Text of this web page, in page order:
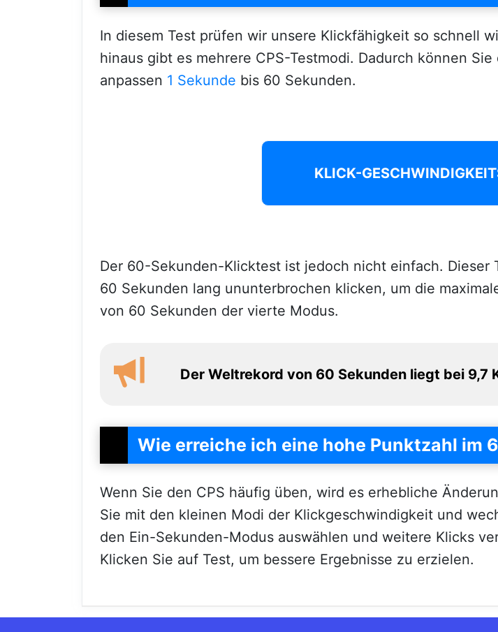
In diesem Test prüfen wir unsere Klickfähigkeit so schnell
hinaus gibt es mehrere CPS-Testmodi. Dadurch können
anpassen 1 Sekunde bis 60 Sekunden.
KLICK-
Der 60-Sekunden-Klicktest ist jedoch nicht einfach. Dieser
60 Sekunden lang ununterbrochen klicken, um die
von 60 Sekunden der vierte Modus.
Der Weltrekord von 60 Sekunden liegt bei 9,7
Wie erreiche ich eine hohe Punktzahl im
Wenn Sie den CPS häufig üben, wird es erhebliche
Sie mit den kleinen Modi der Klickgeschwindigkeit und
den Ein-Sekunden-Modus auswählen und weitere Klicks
Klicken Sie auf Test, um bessere Ergebnisse zu erzielen.